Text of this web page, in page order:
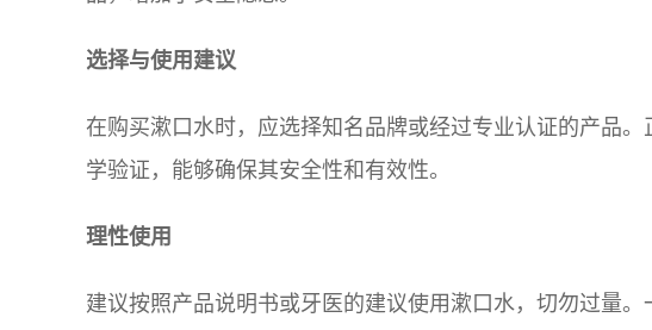
选择与使用建议
在购买漱口水时，应选择知名品牌或经过专业认证的产品
学验证，能够确保其安全性和有效性。
理性使用
建议按照产品说明书或牙医的建议使用漱口水，切勿过量